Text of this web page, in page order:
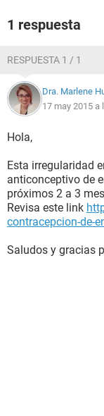
1 respuesta
RESPUESTA 1 / 1
Dra. Marlene
17 may 2015 a
Hola,
Esta irregularidad
anticonceptivo de
próximos 2 a 3
Revisa este link
contracepcion-de-
Saludos y gracias